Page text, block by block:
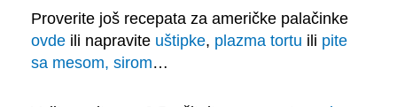
Proverite još recepata za američke palačinke
ovde ili napravite uštipke, plazma tortu ili pite
sa mesom, sirom…